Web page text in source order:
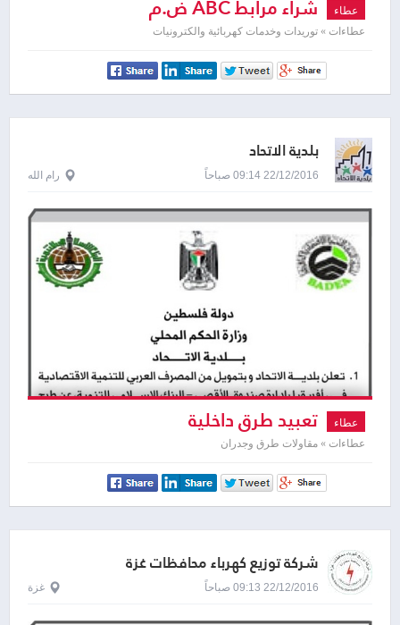
عطاء شراء مرابط ABC ض.م
عطاءات » توريدات وخدمات كهربائية والكترونيات
بلدية الاتحاد
22/12/2016 09:14 صباحاً رام الله
عطاء تعبيد طرق داخلية
عطاءات » مقاولات طرق وجدران
شركة توزيع كهرباء محافظات غزة
22/12/2016 09:13 صباحاً غزة